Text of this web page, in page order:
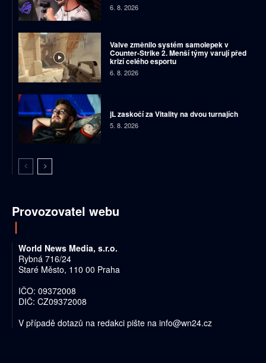
6. 8. 2026
Valve změnilo systém samolepek v
Counter-Strike 2. Menší týmy varují před
krizí celého esportu
6. 8. 2026
jL zaskočí za Vitality na dvou turnajích
5. 8. 2026
Provozovatel webu
World News Media, s.r.o.
Rybná 716/24
Staré Město, 110 00 Praha
IČO: 09372008
DIČ: CZ09372008
V případě dotazů na redakci pište na info@wn24.cz